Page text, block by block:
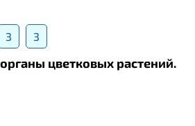
3 3
цветковых растений.